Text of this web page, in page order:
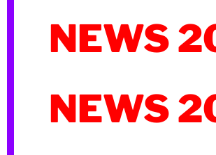
NEWS
NEWS